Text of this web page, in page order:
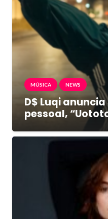
MÚSICA NEWS
D$ Luqi
pessoal,